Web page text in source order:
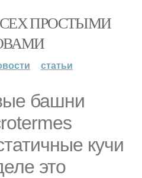
ПРОСТЫМИ
статьи
башни
кучи
это